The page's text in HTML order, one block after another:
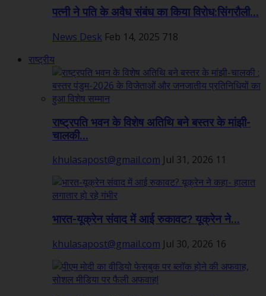
पत्नी ने पति के अवैध संबंध का किया विरोध:सिंगरौली...
News Desk Feb 14, 2025 718
राष्ट्रीय
राष्ट्रपति भवन के विशेष अतिथि बने बस्तर के मांझी-
चालकी...
khulasapost@gmail.com Jul 31, 2026 11
भारत-यूक्रेन संवाद में आई रुकावट? यूक्रेन ने...
khulasapost@gmail.com Jul 30, 2026 16